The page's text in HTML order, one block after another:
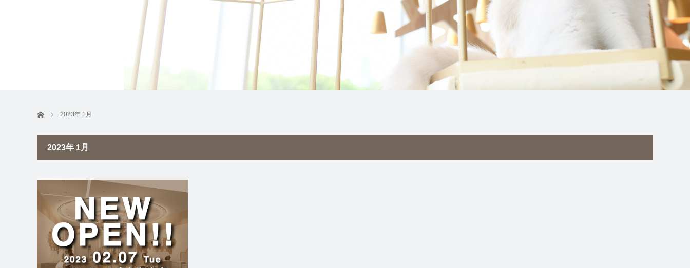
ホーム 2023年 1月
2023年 1月